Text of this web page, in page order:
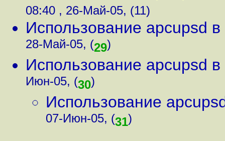
08:40 , 26-Май-05, (11)
Использование apcupsd в
28-Май-05, (29)
Использование apcupsd в
Июн-05, (30)
Использование
07-Июн-05, (31)